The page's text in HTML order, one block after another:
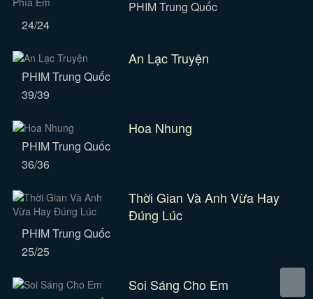
PHIM Trung Quốc
24/24
An Lạc Truyện
PHIM Trung Quốc
39/39
Hoa Nhung
PHIM Trung Quốc
36/36
Thời Gian Và Anh Vừa Hay
Đúng Lúc
PHIM Trung Quốc
25/25
Soi Sáng Cho Em